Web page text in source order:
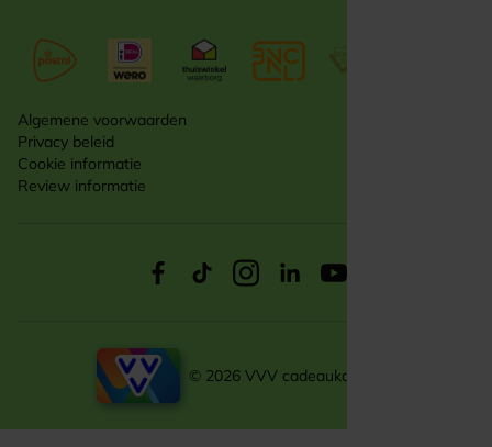
Algemene voorwaarden
Privacy beleid
Cookie informatie
Review informatie
© 2026 VVV cadeaukaarten